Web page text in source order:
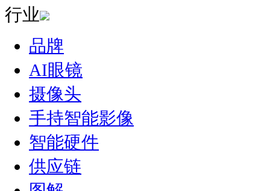
行业
品牌
AI眼镜
摄像头
手持智能影像
智能硬件
供应链